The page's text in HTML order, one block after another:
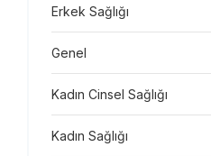
Erkek Sağlığı
Genel
Kadın Cinsel Sağlığı
Kadın Sağlığı